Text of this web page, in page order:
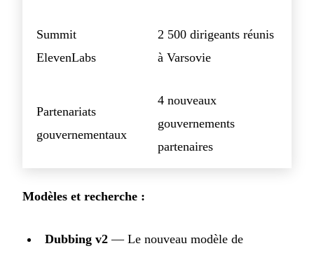
Summit
ElevenLabs
2 500 dirigeants réunis
à Varsovie
Partenariats
gouvernementaux
4 nouveaux
gouvernements
partenaires
Modèles et recherche :
Dubbing v2 — Le nouveau modèle de